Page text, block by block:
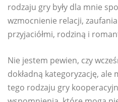
rodzaju gry były dla mnie
wzmocnienie relacji,
przyjaciółmi, rodziną i
Nie jestem pewien, czy
dokładną kategoryzację, ale
tego rodzaju gry